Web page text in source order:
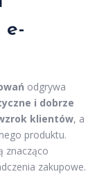
e-
odgrywa
i dobrze
klientów, a
produktu.
znacząco
zakupowe.